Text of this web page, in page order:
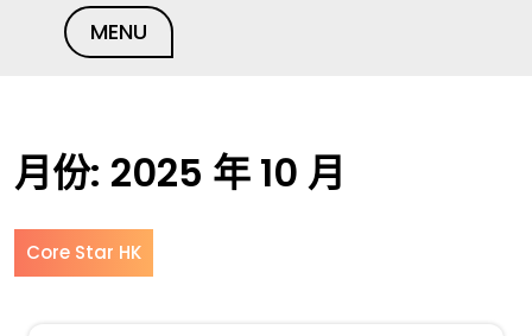
MENU
月份: 2025 年 10 月
Core Star HK